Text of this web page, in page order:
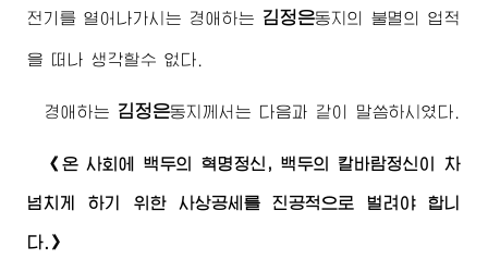
전기를 열어나가시는 경애하는 김정은동지 의 불멸의 업적
을 떠나 생각할수 없다.
경애하는 김정은동지께서 는 다음과 같이 말씀하시였다.
《온 사회에 백두의 혁명정신, 백두의 칼바람정신이 차
넘치게 하기 위한 사상공세를 진공적으로 벌려야 합니
다.》